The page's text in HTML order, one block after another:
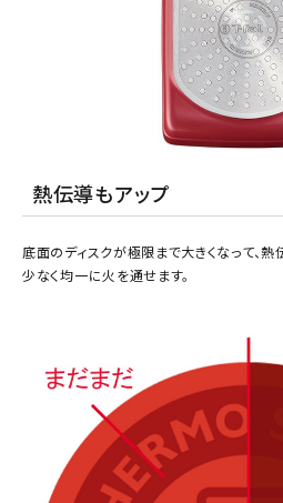
熱伝導もアップ
底面のディスクが極限まで大きくなって、
少なく均一に火を通せます。